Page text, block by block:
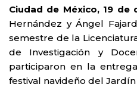
Ciudad de México, 19 de
Hernández y Ángel
semestre de la
de Investigación y
participaron en la
festival navideño del Jardín